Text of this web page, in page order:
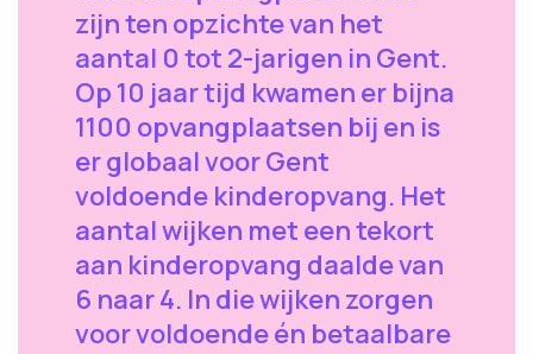
zijn ten opzichte van het
aantal 0 tot 2-jarigen in Gent.
Op 10 jaar tijd kwamen er bijna
1100 opvangplaatsen bij en is
er globaal voor Gent
voldoende kinderopvang. Het
aantal wijken met een tekort
aan kinderopvang daalde van
6 naar 4. In die wijken zorgen
voor voldoende én betaalbare